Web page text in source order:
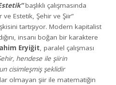
başlıklı çalışmasında
ve Estetik, Şehir ve Şiir”
tartışıyor. Modern kapitalist
insanı boğan bir karaktere
Eryiğit , paralel çalışması
hendese ile şiirin
cisimleşmiş şeklidir
olmayan şiir ile matematiğin